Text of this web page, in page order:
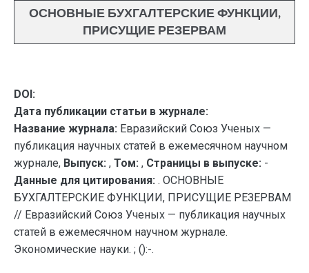
ОСНОВНЫЕ БУХГАЛТЕРСКИЕ ФУНКЦИИ,
ПРИСУЩИЕ РЕЗЕРВАМ
DOI:
Дата публикации статьи в журнале:
Название журнала: Евразийский Союз Ученых —
публикация научных статей в ежемесячном научном
журнале, Выпуск: , Том: , Страницы в выпуске: -
Данные для цитирования: . ОСНОВНЫЕ
БУХГАЛТЕРСКИЕ ФУНКЦИИ, ПРИСУЩИЕ РЕЗЕРВАМ
// Евразийский Союз Ученых — публикация научных
статей в ежемесячном научном журнале.
Экономические науки. ; ():-.